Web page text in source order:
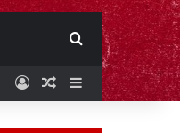
Buscar por
AccesoPublicación al
Barra lateral